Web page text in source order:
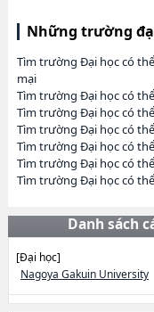
Những trường
Tìm trường Đại học có
mại
Tìm trường Đại học có
Tìm trường Đại học có
Tìm trường Đại học có
Tìm trường Đại học có
Tìm trường Đại học có
Tìm trường Đại học có
Danh sách
[Đại học]
Nagoya Gakuin University